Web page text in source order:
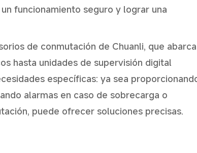
funcionamiento seguro y lograr una
de conmutación de Chuanli, que abarca
hasta unidades de supervisión digital
específicas: ya sea
alarmas en caso de sobrecarga o
puede ofrecer soluciones precisas.